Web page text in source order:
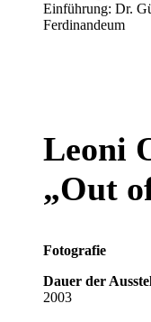
Einführung: Dr.
Ferdinandeum
Leoni
„Out
Fotografie
Dauer der
2003